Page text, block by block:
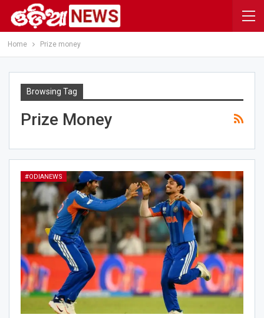
Home Prize money
Browsing Tag
Prize Money
#ODIANEWS